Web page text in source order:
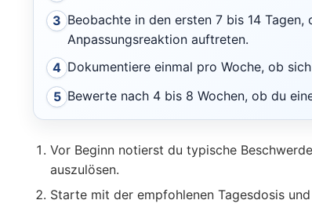
3 Beobachte in den ersten 7 bis 14
Anpassungsreaktion auftreten.
4 Dokumentiere einmal pro Woche, ob
5 Bewerte nach 4 bis 8 Wochen, ob du
Vor Beginn notierst du typische
auszulösen.
Starte mit der empfohlenen Tagesdosis